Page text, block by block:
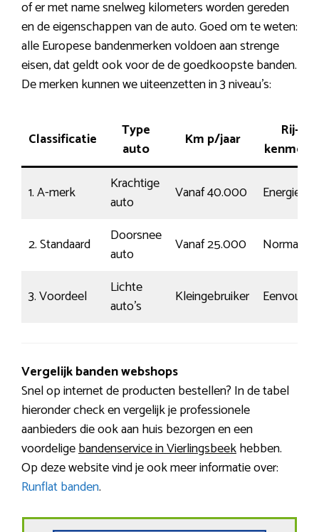
of er met name snelweg kilometers worden gereden
en de eigenschappen van de auto. Goed om te weten:
alle Europese bandenmerken voldoen aan strenge
eisen, dat geldt ook voor de de goedkoopste banden.
De merken kunnen we uiteenzetten in 3 niveau’s:
Classificatie
Type
auto
Km p/jaar
Rij-
kenmerk
1. A-merk
Krachtige
auto
Vanaf 40.000 Energiek
2. Standaard
Doorsnee
auto
Vanaf 25.000 Normaal
3. Voordeel
Lichte
auto’s
Kleingebruiker Eenvoudig
Vergelijk banden webshops
Snel op internet de producten bestellen? In de tabel
hieronder check en vergelijk je professionele
aanbieders die ook aan huis bezorgen en een
voordeligebandenservice in Vierlingsbeekhebben.
Op deze website vind je ook meer informatie over:
Runflat banden.